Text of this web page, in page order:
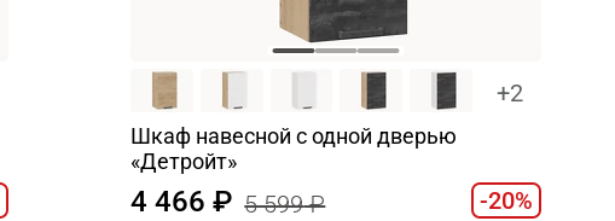
+2
Шкаф навесной c одной дверью
«Детройт»
4 466 5 599 -20%